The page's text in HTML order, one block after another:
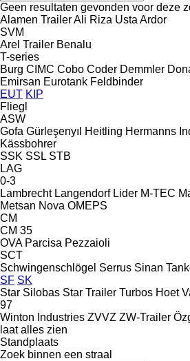
Geen resultaten gevonden voor deze
Alamen TrailerAli Riza Usta Ardor
SVM
Arel Trailer Benalu
T-series
Burg CIMC Cobo Coder Demmler
Emirsan Eurotank Feldbinder
EUT KIP
Fliegl
ASW
Gofa Gürleşenyıl Heitling Hermanns
Kässbohrer
SSK SSL STB
LAG
0-3
Lambrecht Langendorf Lider M-TEC
Metsan Nova OMEPS
CM
CM 35
OVA Parcisa Pezzaioli
SCT
Schwingenschlögel Serrus Sinan
SF SK
Star Silobas Star Trailer Turbos Hoet
97
Winton Industries ZVVZ ZW-Trailer
laat alles zien
Standplaats
Zoek binnen een straal